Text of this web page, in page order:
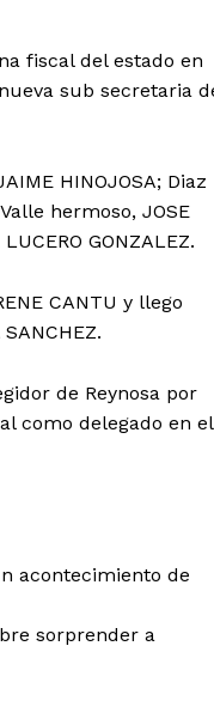
fiscal del estado en
nueva sub secretaria
HINOJOSA; Diaz
Valle hermoso, JOSE
GONZALEZ.
CANTU y llego
de Reynosa por
como delegado en el
acontecimiento de
sorprender a